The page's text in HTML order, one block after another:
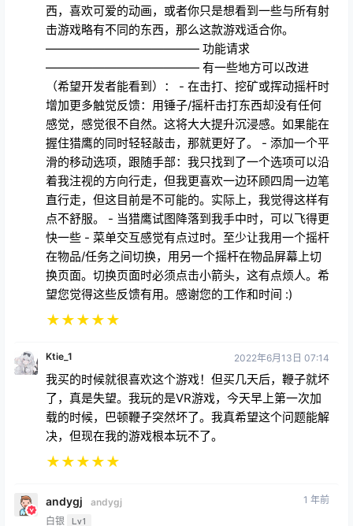
西，喜欢可爱的动画，或者你只是想看到一些与所有射
击游戏略有不同的东西，那么这款游戏适合你。
————————————— 功能请求
————————————— 有一些地方可以改进
（希望开发者能看到）： - 在击打、挖矿或挥动摇杆时
增加更多触觉反馈：用锤子/摇杆击打东西却没有任何
感觉，感觉很不自然。这将大大提升沉浸感。如果能在
握住猎鹰的同时轻轻敲击，那就更好了。 - 添加一个平
滑的移动选项，跟随手部：我只找到了一个选项可以沿
着我注视的方向行走，但我更喜欢一边环顾四周一边笔
直行走，但这目前是不可能的。实际上，我觉得这样有
点不舒服。 - 当猎鹰试图降落到我手中时，可以飞得更
快一些 - 菜单交互感觉有点过时。至少让我用一个摇杆
在物品/任务之间切换，用另一个摇杆在物品屏幕上切
换页面。切换页面时必须点击小箭头，这有点烦人。希
望您觉得这些反馈有用。感谢您的工作和时间 :)
★★★★★
Ktie_1 2022年6月13日 07:14
我买的时候就很喜欢这个游戏！但买几天后，鞭子就坏
了，真是失望。我玩的是VR游戏，今天早上第一次加
载的时候，巴顿鞭子突然坏了。我真希望这个问题能解
决，但现在我的游戏根本玩不了。
★★★★★
andygj
andygj
白银
Lv1
1 年前